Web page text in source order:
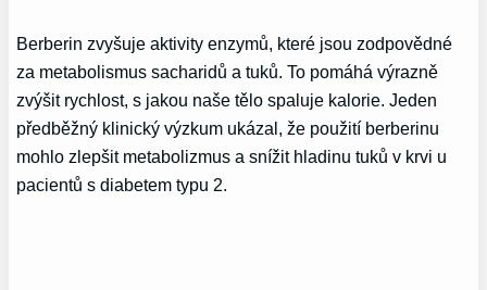
Berberin zvyšuje aktivity enzymů, které jsou zodpovědné
za metabolismus sacharidů a tuků. To pomáhá výrazně
zvýšit rychlost, s jakou naše tělo spaluje kalorie. Jeden
předběžný klinický výzkum ukázal, že použití berberinu
mohlo zlepšit metabolizmus a snížit hladinu tuků v krvi u
pacientů s diabetem typu 2.